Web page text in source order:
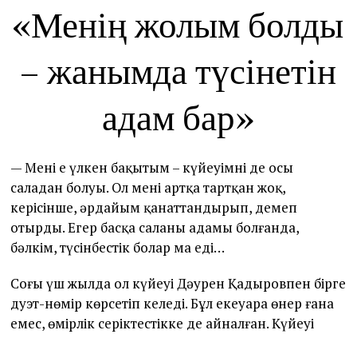
«Менің жолым болды
– жанымда түсінетін
адам бар»
— Менің ең үлкен бақытым – күйеуімнің де осы
саладан болуы. Ол мені артқа тартқан жоқ,
керісінше, әрдайым қанаттандырып, демеп
отырды. Егер басқа саланың адамы болғанда,
бәлкім, түсінбестік болар ма еді…
Соңғы үш жылда ол күйеуі Дәурен Қадыровпен бірге
дуэт-нөмір көрсетіп келеді. Бұл екеуара өнер ғана
емес, өмірлік серіктестікке де айналған. Күйеуі